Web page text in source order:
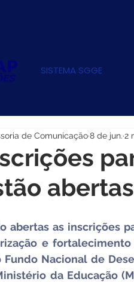
SISTEMA SGGE
de Comunicação8 de jun. 2
abertas as inscrições
e
Fundo Nacional de
da Educação